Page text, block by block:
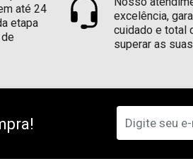
até 24
etapa
excelência,
cuidado e total
superar as